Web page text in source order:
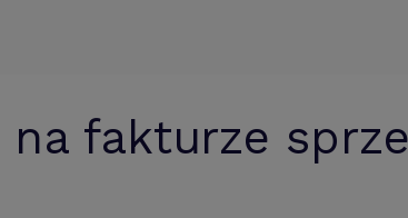
fakturze